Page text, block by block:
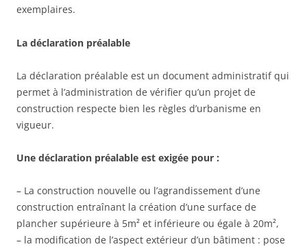
exemplaires.
La déclaration préalable
La déclaration préalable est un document administratif qui
permet à l’administration de vérifier qu’un projet de
construction respecte bien les règles d’urbanisme en
vigueur.
Une déclaration préalable est exigée pour :
– La construction nouvelle ou l’agrandissement d’une
construction entraînant la création d’une surface de
plancher supérieure à 5m² et inférieure ou égale à 20m²,
– la modification de l’aspect extérieur d’un bâtiment : pose